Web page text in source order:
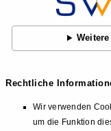
Rechtliche
Wir verwenden
um die Funktion